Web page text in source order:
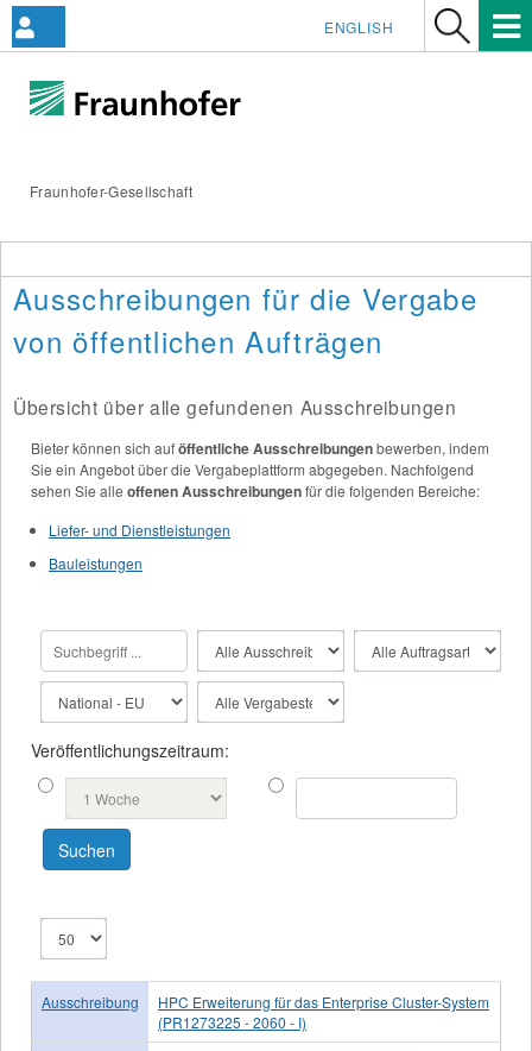
Fraunhofer-Gesellschaft
ENGLISH
Ausschreibungen für die Vergabe
von öffentlichen Aufträgen
Übersicht über alle gefundenen Ausschreibungen
Bieter können sich auföffentliche Ausschreibungenbewerben, indem
Sie ein Angebot über die Vergabeplattform abgegeben. Nachfolgend
sehen Sie alle offenen Ausschreibungenfür die folgenden Bereiche:
Liefer- und Dienstleistungen
Bauleistungen
Veröffentlichungszeitraum:
Ausschreibung
HPC Erweiterung für das Enterprise Cluster-System
(PR1273225 - 2060 - I)